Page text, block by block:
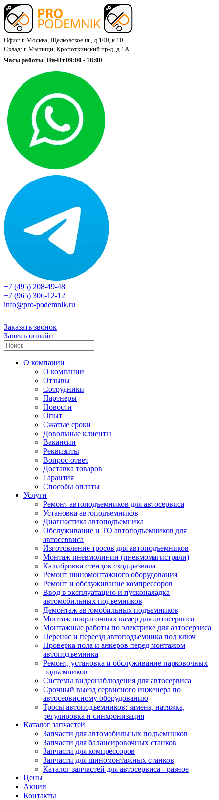
Офис: г. Москва, Щелковское ш., д 100, к.10
Склад: г. Мытищи, Кропоткинский пр-д, д.1А
Часы работы: Пн-Пт 09:00 - 18:00
+7 (495) 208-49-48
+7 (965) 306-12-12
info@pro-podemnik.ru
Заказать звонок
Запись онлайн
О компании
О компании
Отзывы
Сотрудники
Партнеры
Новости
Опыт
Сжатые сроки
Довольные клиенты
Вакансии
Реквизиты
Вопрос-ответ
Доставка товаров
Гарантия
Способы оплаты
Услуги
Ремонт автоподъемников для автосервиса
Установка автоподъемников
Диагностика автоподъемника
Обслуживание и ТО автоподъемников для
автосервиса
Изготовление тросов для автоподъемников
Монтаж пневмолинии (пневмомагистрали)
Калибровка стендов сход-развала
Ремонт шиномонтажного оборудования
Ремонт и обслуживание компрессоров
Ввод в эксплуатацию и пусконаладка
автомобильных подъемников
Демонтаж автомобильных подъемников
Монтаж покрасочных камер для автосервиса
Монтажные работы по электрике для автосервиса
Перенос и переезд автоподъемника под ключ
Проверка пола и анкеров перед монтажом
автоподъемника
Ремонт, установка и обслуживание парковочных
подъемников
Системы видеонаблюдения для автосервиса
Срочный выезд сервисного инженера по
автосервисному оборудованию
Тросы автоподъемников: замена, натяжка,
регулировка и синхронизация
Каталог запчастей
Запчасти для автомобильных подъемников
Запчасти для балансировочных станков
Запчасти для компрессоров
Запчасти для шиномонтажных станков
Каталог запчастей для автосервиса - разное
Цены
Акции
Контакты